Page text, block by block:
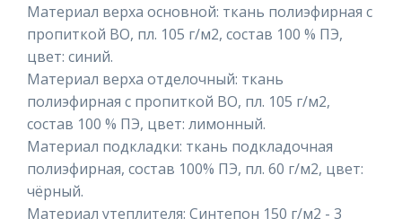
Материал верха основной: ткань полиэфирная с
пропиткой ВО, пл. 105 г/м2, состав 100 % ПЭ,
цвет: синий.
Материал верха отделочный: ткань
полиэфирная с пропиткой ВО, пл. 105 г/м2,
состав 100 % ПЭ, цвет: лимонный.
Материал подкладки: ткань подкладочная
полиэфирная, состав 100% ПЭ, пл. 60 г/м2, цвет:
чёрный.
Материал утеплителя: Синтепон 150 г/м2 - 3